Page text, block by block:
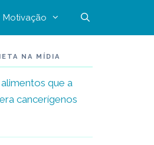
Motivação
NA MÍDIA
que a
cancerígenos